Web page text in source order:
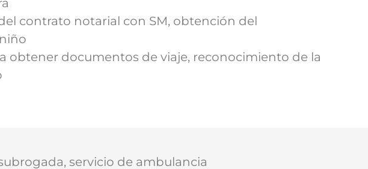
contrato notarial con SM, obtención del
obtener documentos de viaje, reconocimiento de la
servicio de ambulancia